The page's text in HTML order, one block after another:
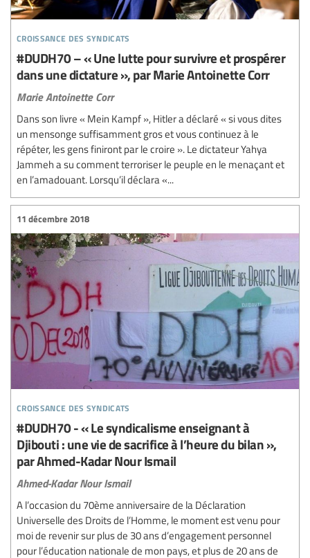
croissance des syndicats
#DUDH70 – « Une lutte pour survivre et prospérer
dans une dictature », par Marie Antoinette Corr
Marie Antoinette Corr
Dans son livre « Mein Kampf », Hitler a déclaré « si vous dites
un mensonge suffisamment gros et vous continuez à le
répéter, les gens finiront par le croire ». Le dictateur Yahya
Jammeh a su comment terroriser le peuple en le menaçant et
en l’amadouant. Lorsqu’il déclara «...
croissance des syndicats
11 décembre 2018
#DUDH70 - « Le syndicalisme enseignant à
Djibouti : une vie de sacrifice à l’heure du bilan »,
par Ahmed-Kadar Nour Ismail
Ahmed-Kadar Nour Ismail
A l’occasion du 70ème anniversaire de la Déclaration
Universelle des Droits de l’Homme, le moment est venu pour
moi de revenir sur plus de 30 ans d’engagement personnel
pour l’éducation nationale de mon pays, et plus de 20 ans de